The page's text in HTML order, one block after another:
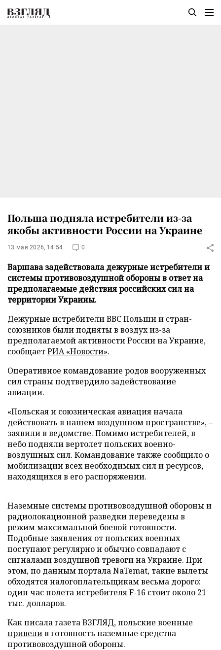
Польша подняла истребители из-за
якобы активности России на Украине
13 мая 2026, 14:54 0
Варшава задействовала дежурные истребители и
системы противовоздушной обороны в ответ на
предполагаемые действия российских сил на
территории Украины.
Дежурные истребители ВВС Польши и стран-
союзников были подняты в воздух из-за
предполагаемой активности России на Украине,
сообщаетРИА «Новости».
Оперативное командование родов вооруженных
сил страны подтвердило задействование
авиации.
«Польская и союзническая авиация начала
действовать в нашем воздушном пространстве», –
заявили в ведомстве. Помимо истребителей, в
небо подняли вертолет польских военно-
воздушных сил. Командование также сообщило о
мобилизации всех необходимых сил и ресурсов,
находящихся в его распоряжении.
Наземные системы противовоздушной обороны и
радиолокационной разведки переведены в
режим максимальной боевой готовности.
Подобные заявления от польских военных
поступают регулярно и обычно совпадают с
сигналами воздушной тревоги на Украине. При
этом, по данным портала NaTemat, такие вылеты
обходятся налогоплательщикам весьма дорого:
один час полета истребителя F-16 стоит около 21
тыс. долларов.
Как писала газета ВЗГЛЯД, польские военные
привелив готовность наземные средства
противовоздушной обороны.